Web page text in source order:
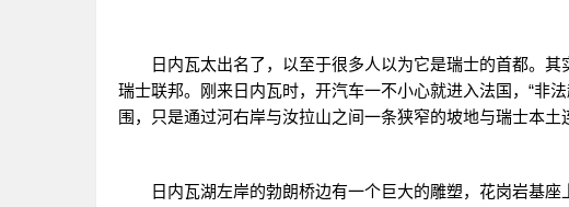
日内瓦太出名了，以至于很多人以为它是瑞士的首都。其
瑞士联邦。刚来日内瓦时，开汽车一不小心就进入法国，“非
围，只是通过河右岸与汝拉山之间一条狭窄的坡地与瑞士本土
日内瓦湖左岸的勃朗桥边有一个巨大的雕塑，花岗岩基座